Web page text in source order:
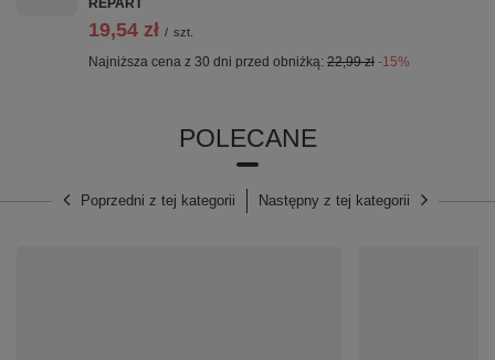
REPART
19,54 zł / szt.
Najniższa cena z 30 dni przed obniżką: 22,99 zł -15%
POLECANE
Poprzedni z tej kategorii Następny z tej kategorii